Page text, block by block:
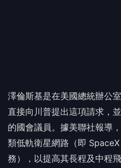
澤倫斯基是在美國總統辦公
直接向川普提出這項請求，
的國會議員。據美聯社報導
類低軌衛星網路（即
務），以提高其長程及中程